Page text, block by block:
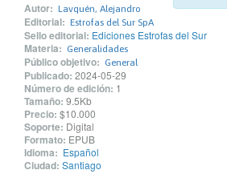
Autor: Lavquén, Alejandro
Editorial: Estrofas del Sur SpA
Sello editorial: Ediciones Estrofas del Sur
Materia: Generalidades
Público objetivo: General
Publicado: 2024-05-29
Número de edición: 1
Tamaño: 9.5Kb
Precio: $10.000
Soporte: Digital
Formato: EPUB
Idioma: Español
Ciudad: Santiago